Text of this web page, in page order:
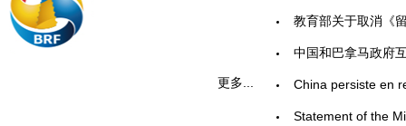
更多...
教育部关于取消《
中国和巴拿马政府
China persiste en
Statement of the